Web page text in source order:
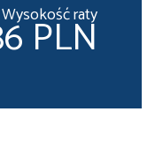
Wysokość raty
PLN